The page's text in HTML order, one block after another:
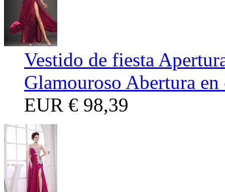
Vestido de fiesta
Glamouroso Abertura
EUR € 98,39